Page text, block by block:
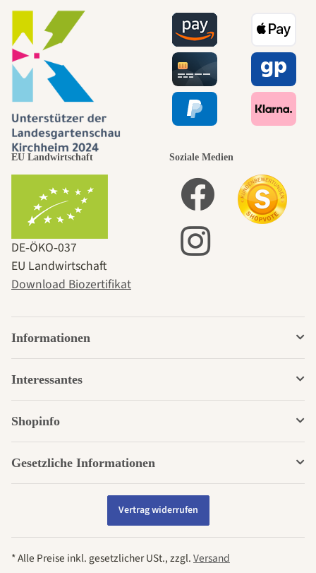
EU Landwirtschaft
DE‑ÖKO‑037
EU Landwirtschaft
Download Biozertifikat
Soziale Medien
Informationen
Interessantes
Shopinfo
Gesetzliche Informationen
Vertrag widerrufen
* Alle Preise inkl. gesetzlicher USt., zzgl.Versand